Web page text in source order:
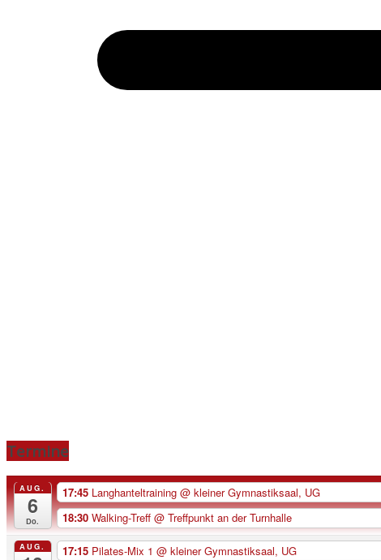
Termine
AUG.
6
Do.
17:45 Langhanteltraining @ kleiner Gymnastiksaal, UG
18:30 Walking-Treff @ Treffpunkt an der Turnhalle
AUG. 17:15 Pilates-Mix 1 @ kleiner Gymnastiksaal, UG